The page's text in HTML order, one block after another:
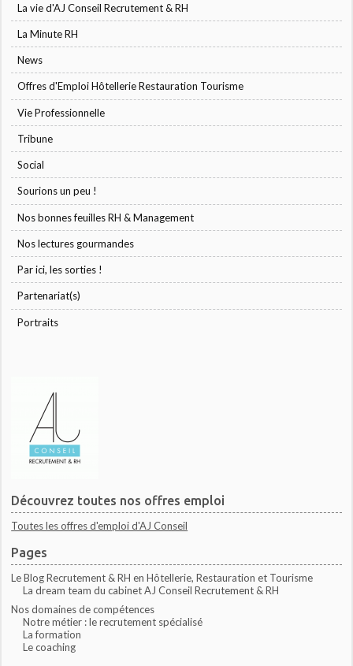
La vie d'AJ Conseil Recrutement & RH
La Minute RH
News
Offres d'Emploi Hôtellerie Restauration Tourisme
Vie Professionnelle
Tribune
Social
Sourions un peu !
Nos bonnes feuilles RH & Management
Nos lectures gourmandes
Par ici, les sorties !
Partenariat(s)
Portraits
Découvrez toutes nos offres emploi
Toutes les offres d'emploi d'AJ Conseil
Pages
Le Blog Recrutement & RH en Hôtellerie, Restauration et Tourisme
La dream team du cabinet AJ Conseil Recrutement & RH
Nos domaines de compétences
Notre métier : le recrutement spécialisé
La formation
Le coaching